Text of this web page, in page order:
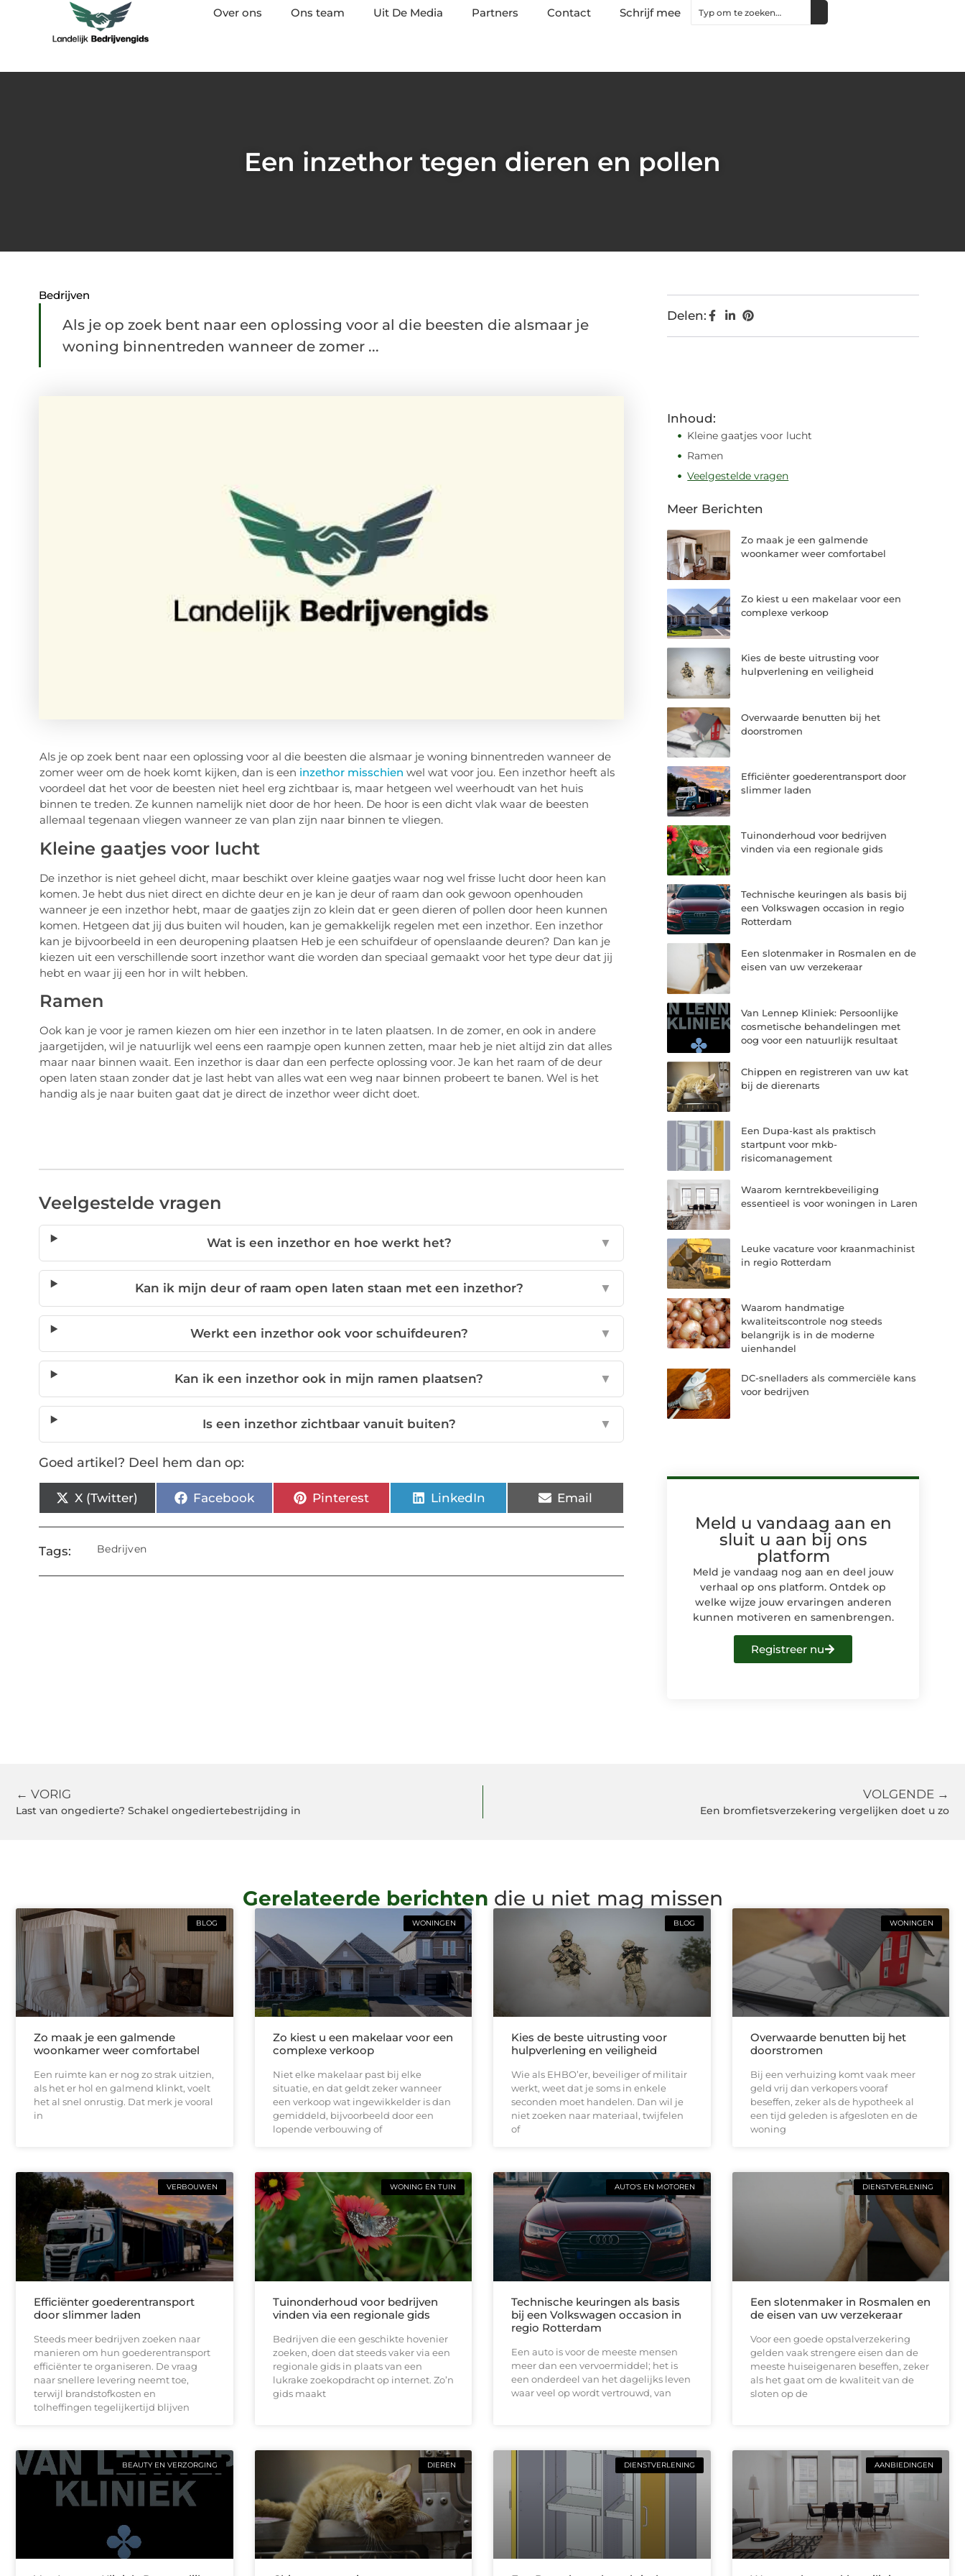
Over ons Ons team Uit De Media Partners Contact Schrijf mee
Een inzethor tegen dieren en pollen
Bedrijven
Als je op zoek bent naar een oplossing voor al die beesten die alsmaar je
woning binnentreden wanneer de zomer ...
Als je op zoek bent naar een oplossing voor al die beesten die alsmaar je woning binnentreden wanneer de
zomer weer om de hoek komt kijken, dan is een inzethor misschien wel wat voor jou. Een inzethor heeft als
voordeel dat het voor de beesten niet heel erg zichtbaar is, maar hetgeen wel weerhoudt van het huis
binnen te treden. Ze kunnen namelijk niet door de hor heen. De hoor is een dicht vlak waar de beesten
allemaal tegenaan vliegen wanneer ze van plan zijn naar binnen te vliegen.
Kleine gaatjes voor lucht
De inzethor is niet geheel dicht, maar beschikt over kleine gaatjes waar nog wel frisse lucht door heen kan
komen. Je hebt dus niet direct en dichte deur en je kan je deur of raam dan ook gewoon openhouden
wanneer je een inzethor hebt, maar de gaatjes zijn zo klein dat er geen dieren of pollen door heen kunnen
komen. Hetgeen dat jij dus buiten wil houden, kan je gemakkelijk regelen met een inzethor. Een inzethor
kan je bijvoorbeeld in een deuropening plaatsen Heb je een schuifdeur of openslaande deuren? Dan kan je
kiezen uit een verschillende soort inzethor want die worden dan speciaal gemaakt voor het type deur dat jij
hebt en waar jij een hor in wilt hebben.
Ramen
Ook kan je voor je ramen kiezen om hier een inzethor in te laten plaatsen. In de zomer, en ook in andere
jaargetijden, wil je natuurlijk wel eens een raampje open kunnen zetten, maar heb je niet altijd zin dat alles
maar naar binnen waait. Een inzethor is daar dan een perfecte oplossing voor. Je kan het raam of de deur
open laten staan zonder dat je last hebt van alles wat een weg naar binnen probeert te banen. Wel is het
handig als je naar buiten gaat dat je direct de inzethor weer dicht doet.
Veelgestelde vragen
Wat is een inzethor en hoe werkt het? ▼
Kan ik mijn deur of raam open laten staan met een inzethor? ▼
Werkt een inzethor ook voor schuifdeuren? ▼
Kan ik een inzethor ook in mijn ramen plaatsen? ▼
Is een inzethor zichtbaar vanuit buiten? ▼
Goed artikel? Deel hem dan op:
X (Twitter) Facebook Pinterest LinkedIn Email
Tags: Bedrijven
Delen:
Inhoud:
Kleine gaatjes voor lucht
Ramen
Veelgestelde vragen
Meer Berichten
Zo maak je een galmende
woonkamer weer comfortabel
Zo kiest u een makelaar voor een
complexe verkoop
Kies de beste uitrusting voor
hulpverlening en veiligheid
Overwaarde benutten bij het
doorstromen
Efficiënter goederentransport door
slimmer laden
Tuinonderhoud voor bedrijven
vinden via een regionale gids
Technische keuringen als basis bij
een Volkswagen occasion in regio
Rotterdam
Een slotenmaker in Rosmalen en de
eisen van uw verzekeraar
Van Lennep Kliniek: Persoonlijke
cosmetische behandelingen met
oog voor een natuurlijk resultaat
Chippen en registreren van uw kat
bij de dierenarts
Een Dupa-kast als praktisch
startpunt voor mkb-
risicomanagement
Waarom kerntrekbeveiliging
essentieel is voor woningen in Laren
Leuke vacature voor kraanmachinist
in regio Rotterdam
Waarom handmatige
kwaliteitscontrole nog steeds
belangrijk is in de moderne
uienhandel
DC-snelladers als commerciële kans
voor bedrijven
Meld u vandaag aan en
sluit u aan bij ons
platform
Meld je vandaag nog aan en deel jouw
verhaal op ons platform. Ontdek op
welke wijze jouw ervaringen anderen
kunnen motiveren en samenbrengen.
Registreer nu
← VORIG
Last van ongedierte? Schakel ongediertebestrijding in
VOLGENDE →
Een bromfietsverzekering vergelijken doet u zo
Gerelateerde berichten die u niet mag missen
BLOG
Zo maak je een galmende
woonkamer weer comfortabel
Een ruimte kan er nog zo strak uitzien,
als het er hol en galmend klinkt, voelt
het al snel onrustig. Dat merk je vooral
in
WONINGEN
Zo kiest u een makelaar voor een
complexe verkoop
Niet elke makelaar past bij elke
situatie, en dat geldt zeker wanneer
een verkoop wat ingewikkelder is dan
gemiddeld, bijvoorbeeld door een
lopende verbouwing of
BLOG
Kies de beste uitrusting voor
hulpverlening en veiligheid
Wie als EHBO’er, beveiliger of militair
werkt, weet dat je soms in enkele
seconden moet handelen. Dan wil je
niet zoeken naar materiaal, twijfelen
of
WONINGEN
Overwaarde benutten bij het
doorstromen
Bij een verhuizing komt vaak meer
geld vrij dan verkopers vooraf
beseffen, zeker als de hypotheek al
een tijd geleden is afgesloten en de
woning
VERBOUWEN
Efficiënter goederentransport
door slimmer laden
Steeds meer bedrijven zoeken naar
manieren om hun goederentransport
efficiënter te organiseren. De vraag
naar snellere levering neemt toe,
terwijl brandstofkosten en
tolheffingen tegelijkertijd blijven
WONING EN TUIN
Tuinonderhoud voor bedrijven
vinden via een regionale gids
Bedrijven die een geschikte hovenier
zoeken, doen dat steeds vaker via een
regionale gids in plaats van een
lukrake zoekopdracht op internet. Zo’n
gids maakt
AUTO'S EN MOTOREN
Technische keuringen als basis
bij een Volkswagen occasion in
regio Rotterdam
Een auto is voor de meeste mensen
meer dan een vervoermiddel; het is
een onderdeel van het dagelijks leven
waar veel op wordt vertrouwd, van
DIENSTVERLENING
Een slotenmaker in Rosmalen en
de eisen van uw verzekeraar
Voor een goede opstalverzekering
gelden vaak strengere eisen dan de
meeste huiseigenaren beseffen, zeker
als het gaat om de kwaliteit van de
sloten op de
BEAUTY EN VERZORGING DIEREN DIENSTVERLENING AANBIEDINGEN